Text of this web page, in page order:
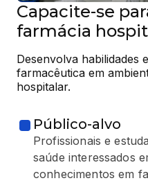
Capacite-se
farmácia
Desenvolva habilidades
farmacêutica em
hospitalar.
Público-alvo
Profissionais e
saúde interessados
conhecimentos em